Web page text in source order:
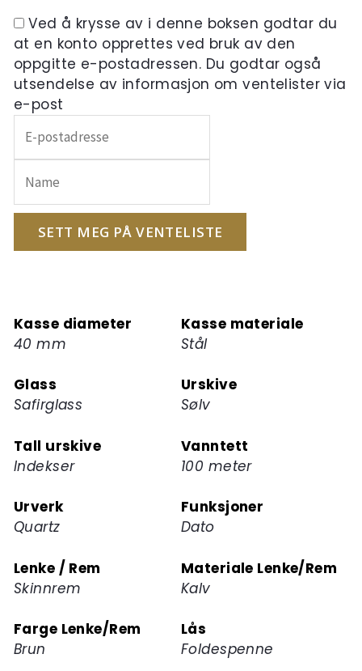
Ved å krysse av i denne boksen godtar du
at en konto opprettes ved bruk av den
oppgitte e-postadressen. Du godtar også
utsendelse av informasjon om ventelister via
e-post
inn
e-
postadressen
din
ventelisten
for
produktet
SETT MEG PÅ VENTELISTE
Kasse diameter
40 mm
Kasse materiale
Stål
Glass
Safirglass
Urskive
Sølv
Tall urskive
Indekser
Vanntett
100 meter
Urverk
Quartz
Funksjoner
Dato
Lenke / Rem
Skinnrem
Materiale Lenke/Rem
Kalv
Farge Lenke/Rem
Brun
Lås
Foldespenne